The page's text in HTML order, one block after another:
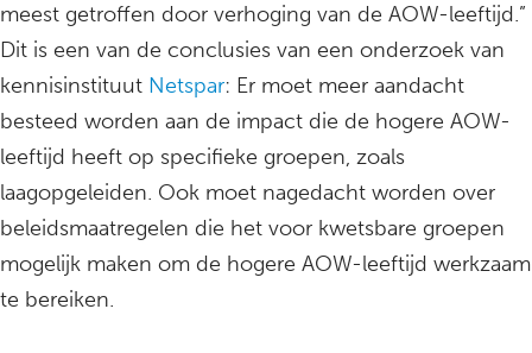
meest getroffen door verhoging van de AOW-leeftijd.”
Dit is een van de conclusies van een onderzoek van
kennisinstituut Netspar: Er moet meer aandacht
besteed worden aan de impact die de hogere AOW-
leeftijd heeft op specifieke groepen, zoals
laagopgeleiden. Ook moet nagedacht worden over
beleidsmaatregelen die het voor kwetsbare groepen
mogelijk maken om de hogere AOW-leeftijd werkzaam
te bereiken.